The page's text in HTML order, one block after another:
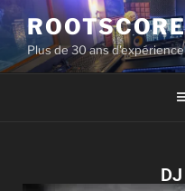
Plus de 30 ans